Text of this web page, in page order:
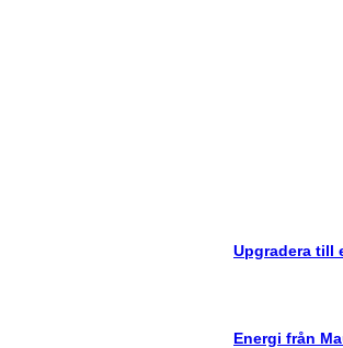
Upgradera till
Energi från